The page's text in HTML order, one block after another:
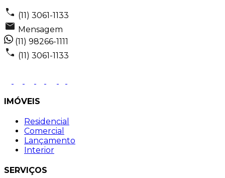
(11) 3061-1133
Mensagem
(11) 98266-1111
(11) 3061-1133
IMÓVEIS
Residencial
Comercial
Lançamento
Interior
SERVIÇOS